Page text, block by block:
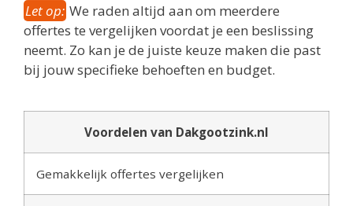
Let op: We raden altijd aan om meerdere
offertes te vergelijken voordat je een beslissing
neemt. Zo kan je de juiste keuze maken die past
bij jouw specifieke behoeften en budget.
Voordelen van Dakgootzink.nl
Gemakkelijk offertes vergelijken